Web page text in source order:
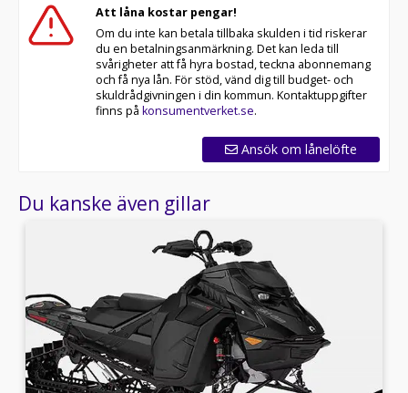
Att låna kostar pengar!
Om du inte kan betala tillbaka skulden i tid riskerar
du en betalningsanmärkning. Det kan leda till
svårigheter att få hyra bostad, teckna abonnemang
och få nya lån. För stöd, vänd dig till budget- och
skuldrådgivningen i din kommun. Kontaktuppgifter
finns på konsumentverket.se.
Ansök om lånelöfte
Du kanske även gillar